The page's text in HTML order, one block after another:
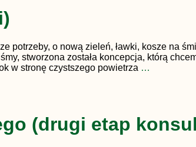
potrzeby, o nową zieleń, ławki, kosze na
stworzona została koncepcja​, którą
w stronę czystszego powietrza …
(drugi etap